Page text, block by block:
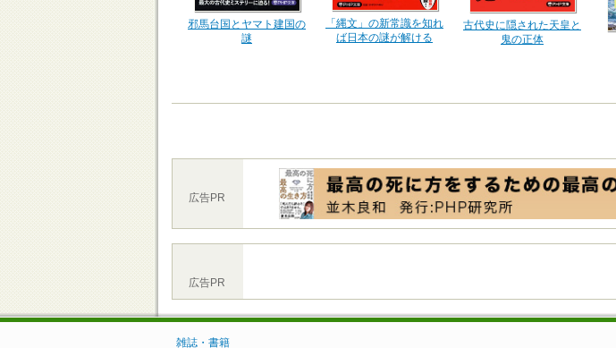
邪馬台国とヤマト建国の
謎
「縄文」の新常識を知れ
ば日本の謎が解ける
古代史に隠された天皇と
鬼の正体
広告PR
広告PR
雑誌・書籍